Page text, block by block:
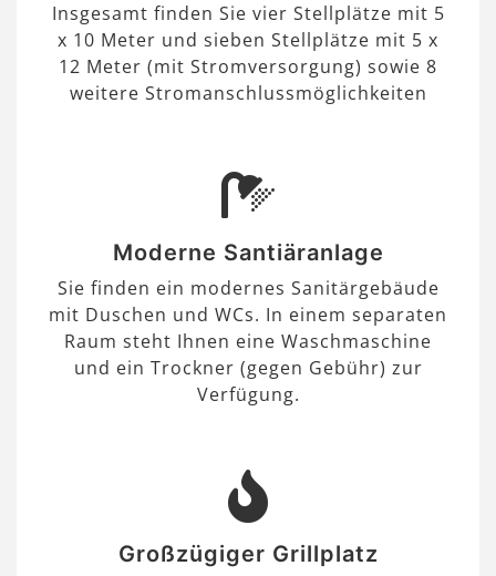
Insgesamt finden Sie vier Stellplätze mit 5
x 10 Meter und sieben Stellplätze mit 5 x
12 Meter (mit Stromversorgung) sowie 8
weitere Stromanschlussmöglichkeiten
Moderne Santiäranlage
Sie finden ein modernes Sanitärgebäude
mit Duschen und WCs. In einem separaten
Raum steht Ihnen eine Waschmaschine
und ein Trockner (gegen Gebühr) zur
Verfügung.
Großzügiger Grillplatz